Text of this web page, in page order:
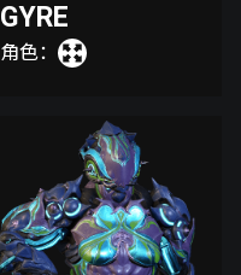
GYRE
角色：